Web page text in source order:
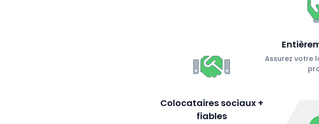
Assurez votre
Colocataires sociaux +
fiables